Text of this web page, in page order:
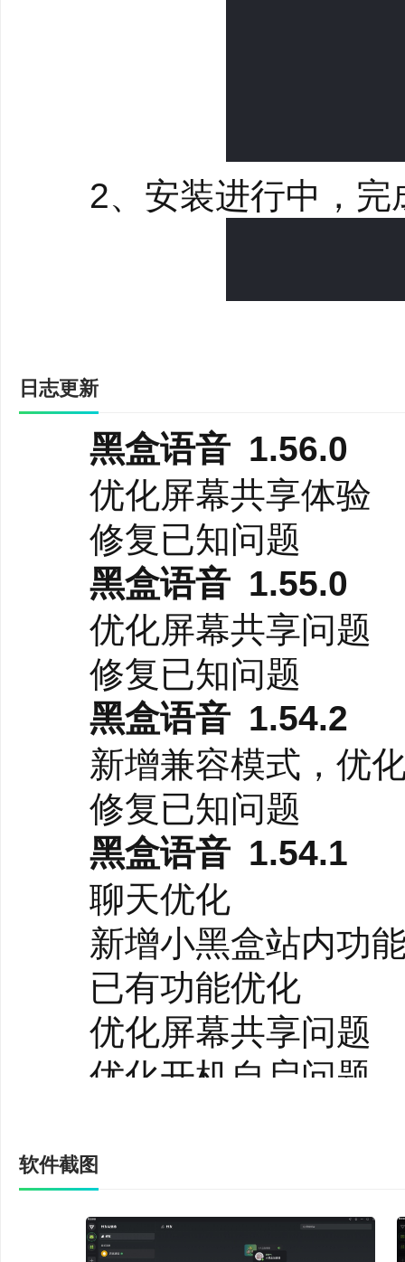
游戏战绩卡片、一键
盖、语音包轮盘，保证
4、丝滑的组队体验
房间内一键组队、连
都可以轻松找到队友。
2、安装进行中，完
日志更新
黑盒语音 1.56.0
优化屏幕共享体验
修复已知问题
黑盒语音 1.55.0
优化屏幕共享问题
修复已知问题
黑盒语音 1.54.2
新增兼容模式，优化
修复已知问题
黑盒语音 1.54.1
聊天优化
新增小黑盒站内功能
已有功能优化
优化屏幕共享问题
优化开机自启问题
黑盒语音 1.53.0
私聊界面优化
软件截图